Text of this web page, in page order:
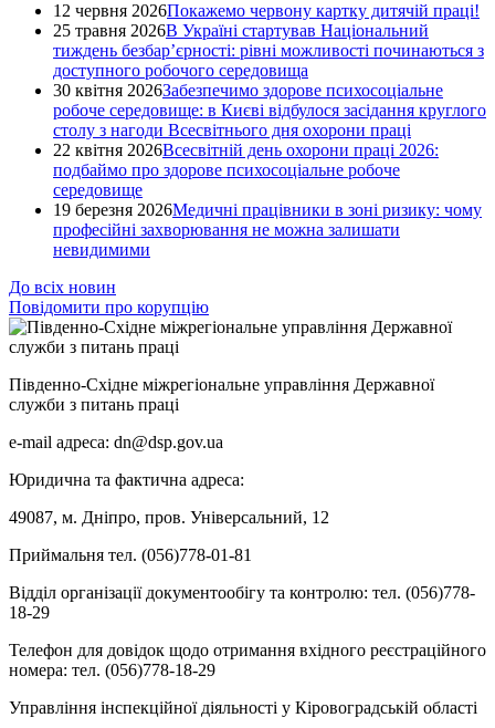
12 червня 2026Покажемо червону картку дитячій праці!
25 травня 2026В Україні стартував Національний
тиждень безбар’єрності: рівні можливості починаються з
доступного робочого середовища
30 квітня 2026Забезпечимо здорове психосоціальне
робоче середовище: в Києві відбулося засідання круглого
столу з нагоди Всесвітнього дня охорони праці
22 квітня 2026Всесвітній день охорони праці 2026:
подбаймо про здорове психосоціальне робоче
середовище
19 березня 2026Медичні працівники в зоні ризику: чому
професійні захворювання не можна залишати
невидимими
До всіх новин
Повідомити про корупцію
Південно-Східне міжрегіональне управління Державної
служби з питань праці
e-mail адреса: dn@dsp.gov.ua
Юридична та фактична адреса:
49087, м. Дніпро, пров. Універсальний, 12
Приймальня тел. (056)778-01-81
Відділ організації документообігу та контролю: тел. (056)778-
18-29
Телефон для довідок щодо отримання вхідного реєстраційного
номера: тел. (056)778-18-29
Управління інспекційної діяльності у Кіровоградській області